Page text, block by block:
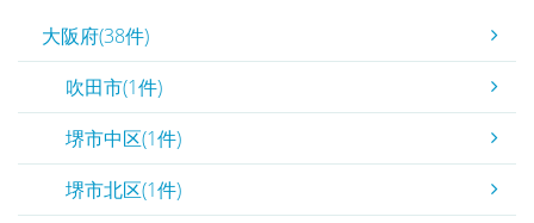
大阪府(38件)
吹田市(1件)
堺市中区(1件)
堺市北区(1件)